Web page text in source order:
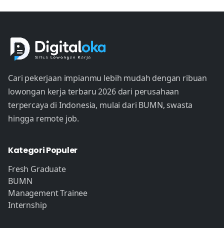
Cari pekerjaan impianmu lebih mudah dengan ribuan
lowongan kerja terbaru 2026 dari perusahaan
terpercaya di Indonesia, mulai dari BUMN, swasta
hingga remote job.
Kategori Populer
Fresh Graduate
BUMN
Management Trainee
Internship